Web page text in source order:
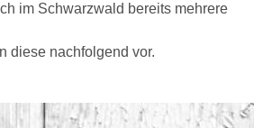
im Schwarzwald bereits mehrere
diese nachfolgend vor.